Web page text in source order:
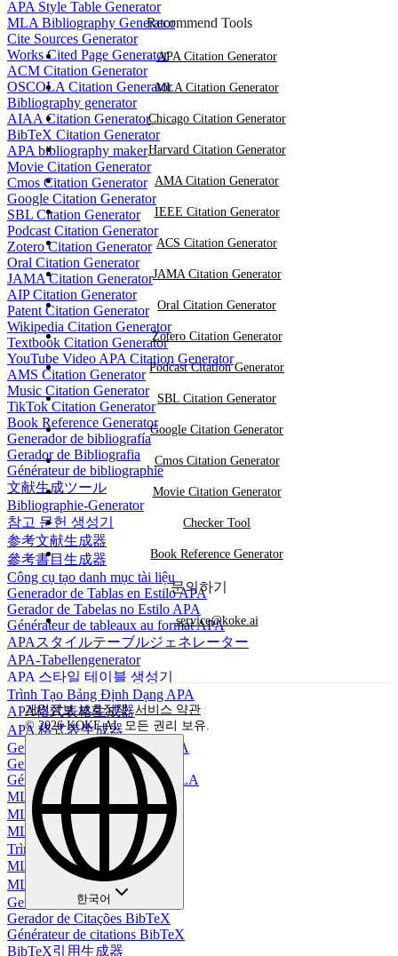
APA Style Table Generator
MLA Bibliography Generator
Cite Sources Generator
Works Cited Page Generator
ACM Citation Generator
OSCOLA Citation Generator
Bibliography generator
AIAA Citation Generator
BibTeX Citation Generator
APA bibliography maker
Movie Citation Generator
Cmos Citation Generator
Google Citation Generator
SBL Citation Generator
Podcast Citation Generator
Zotero Citation Generator
Oral Citation Generator
JAMA Citation Generator
AIP Citation Generator
Patent Citation Generator
Wikipedia Citation Generator
Textbook Citation Generator
YouTube Video APA Citation Generator
AMS Citation Generator
Music Citation Generator
TikTok Citation Generator
Book Reference Generator
Generador de bibliografía
Gerador de Bibliografia
Générateur de bibliographie
文献生成ツール
Bibliographie-Generator
참고 문헌 생성기
参考文献生成器
參考書目生成器
Công cụ tạo danh mục tài liệu
Generador de Tablas en Estilo APA
Gerador de Tabelas no Estilo APA
Générateur de tableaux au format APA
APAスタイルテーブルジェネレーター
APA-Tabellengenerator
APA 스타일 테이블 생성기
Trình Tạo Bảng Định Dạng APA
APA格式表格生成器
APA 格式表生成器
Generador de Bibliografía MLA
Gerador de Bibliografia MLA
Générateur de bibliographie MLA
MLA 文献生成器
MLA Bibliographie Generator
MLA 참고문헌 생성기
Trình tạo Thư mục MLA
MLA参考书目生成器
MLA 參考文獻生成器
Generador de Citas BibTeX
Gerador de Citações BibTeX
Générateur de citations BibTeX
BibTeX引用生成器
Recommend Tools
APA Citation Generator
MLA Citation Generator
Chicago Citation Generator
Harvard Citation Generator
AMA Citation Generator
IEEE Citation Generator
ACS Citation Generator
JAMA Citation Generator
Oral Citation Generator
Zotero Citation Generator
Podcast Citation Generator
SBL Citation Generator
Google Citation Generator
Cmos Citation Generator
Movie Citation Generator
Checker Tool
Book Reference Generator
문의하기
service@koke.ai
개인정보 보호정책,서비스 약관
© 2026 KOKE AI. 모든 권리 보유.
한국어